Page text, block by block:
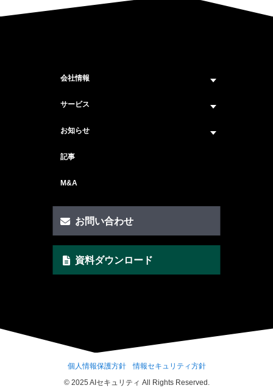
会社情報
企業情報トップ
サービス
サービス紹介 トップ
セキュリティ顧問サービス
脆弱性診断サービス
AI Securityサービス
SCS評価取得支援
お知らせ
ニュース トップ
記事
M&A
お問い合わせ
資料ダウンロード
個人情報保護方針
情報セキュリティ方針
© 2025 AIセキュリティ All Rights Reserved.